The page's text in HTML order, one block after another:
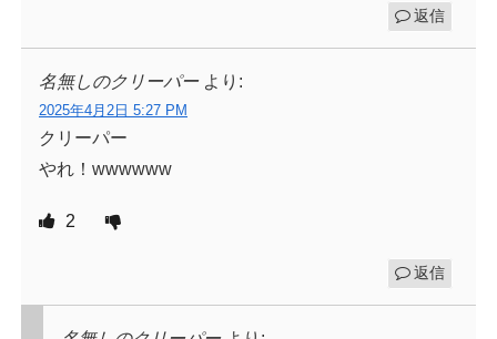
返信
名無しのクリーパー より:
2025年4月2日 5:27 PM
クリーパー
やれ！wwwwww
2
返信